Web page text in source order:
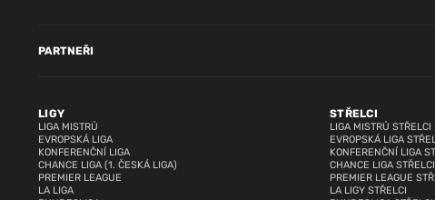
LIGY
LIGA MISTRŮ
EVROPSKÁ LIGA
KONFERENČNÍ LIGA
CHANCE LIGA (1. ČESKÁ LIGA)
PREMIER LEAGUE
LA LIGA
STŘELCI
LIGA MISTRŮ STŘELCI
EVROPSKÁ LIGA
KONFERENČNÍ LIGA
CHANCE LIGA STŘELCI
PREMIER LEAGUE
LA LIGY STŘELCI
PARTNEŘI